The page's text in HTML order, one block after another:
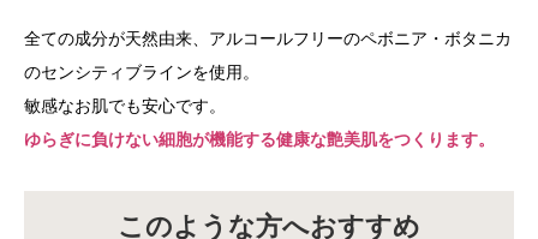
全ての成分が天然由来、アルコールフリーのペボニア・ボタニカ
のセンシティブラインを使用。
敏感なお肌でも安心です。
ゆらぎに負けない細胞が機能する健康な艶美肌をつくります。
このような方へおすすめ